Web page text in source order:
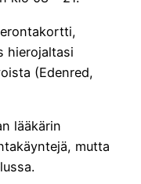
hierojaltasi
(Edenred,
lääkärin
mutta